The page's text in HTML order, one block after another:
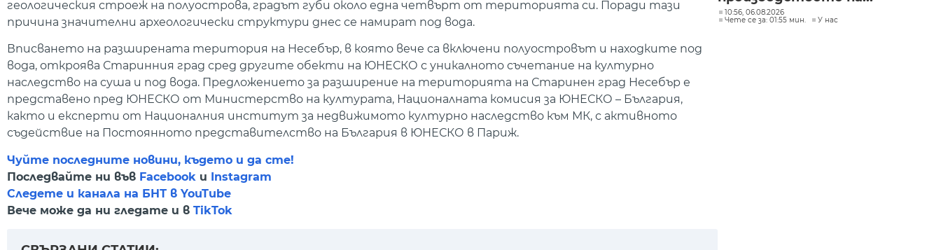
геологическия строеж на полуострова, градът губи около една четвърт от територията си. Поради тази
причина значителни археологически структури днес се намират под вода.
Вписването на разширената територия на Несебър, в която вече са включени полуостровът и находките под
вода, откроява Старинния град сред другите обекти на ЮНЕСКО с уникалното съчетание на културно
наследство на суша и под вода. Предложението за разширение на територията на Старинен град Несебър е
представено пред ЮНЕСКО от Министерство на културата, Националната комисия за ЮНЕСКО – България,
както и експерти от Националния институт за недвижимото културно наследство към МК, с активното
съдействие на Постоянното представителство на България в ЮНЕСКО в Париж.
Чуйте последните новини, където и да сте!
Последвайте ни във Facebook и Instagram
Следете и канала на БНТ в YouTube
Вече може да ни гледате и в TikTok
10:56, 06.08.2026
Чете се за: 01:55 мин.
У нас